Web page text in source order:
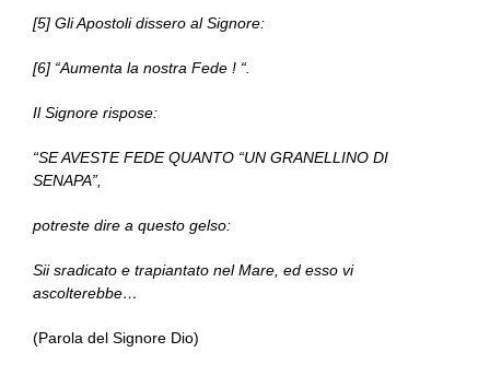
[5] Gli Apostoli dissero al Signore:
[6] “Aumenta la nostra Fede ! “.
Il Signore rispose:
“SE AVESTE FEDE QUANTO “UN GRANELLINO DI
SENAPA”,
potreste dire a questo gelso:
Sii sradicato e trapiantato nel Mare, ed esso vi
ascolterebbe…
(Parola del Signore Dio)